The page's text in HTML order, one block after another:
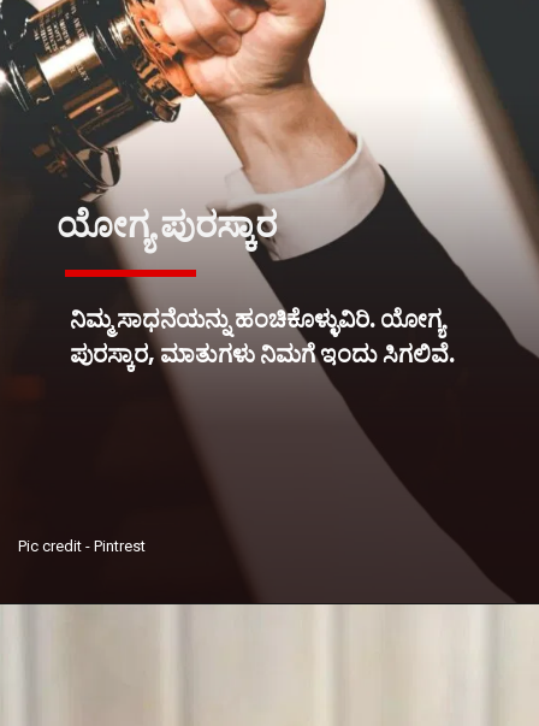
ನಿಮ್ಮ ಸಾಧನೆಯನ್ನು ಹಂಚಿಕೊಳ್ಳುವಿರಿ‌. ಯೋಗ್ಯ
ಪುರಸ್ಕಾರ, ಮಾತುಗಳು ನಿಮಗೆ ಇಂದು ಸಿಗಲಿವೆ.
ಯೋಗ್ಯ ಪುರಸ್ಕಾರ
Pic credit - Pintrest